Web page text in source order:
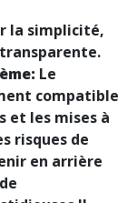
la simplicité,
Le
compatible
et les mises à
risques de
en arrière